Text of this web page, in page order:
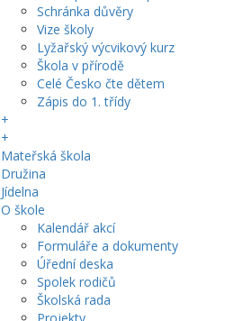
Schránka důvěry
Vize školy
Lyžařský výcvikový kurz
Škola v přírodě
Celé Česko čte dětem
Zápis do 1. třídy
+
+
Mateřská škola
Družina
Jídelna
O škole
Kalendář akcí
Formuláře a dokumenty
Úřední deska
Spolek rodičů
Školská rada